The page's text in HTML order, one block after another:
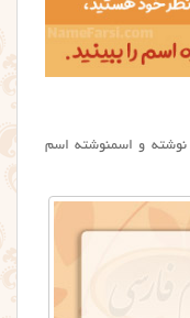
نوشته و اسمنوشته اسم